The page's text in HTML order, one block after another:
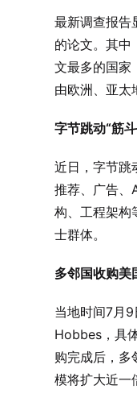
最新调查报
的论文。其中
文最多的国家
由欧洲、亚太
字节跳动“筋
近日，字节跳
推荐、广告
构、工程架
士群体。
多邻国收购
当地时间7月
Hobbes，具
购完成后，多
模将扩大近一